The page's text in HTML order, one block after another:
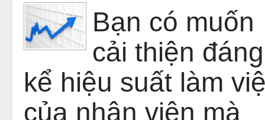
Bạn có muốn
cải thiện đáng
kể hiệu suất làm
của nhân viên mà